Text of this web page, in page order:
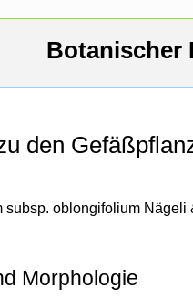
Botanischer
den
subsp. oblongifolium Nägeli
Morphologie